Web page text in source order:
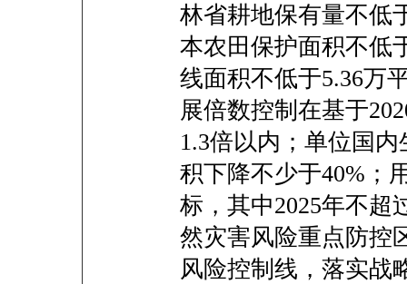
林省耕地保有量不低
本农田保护面积不低
线面积不低于5.36万
展倍数控制在基于
1.3倍以内；单位国
积下降不少于40%；
标，其中2025年不超
然灾害风险重点防控
风险控制线，落实战